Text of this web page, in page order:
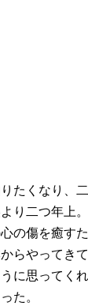
たくなり、
り二つ年上
の傷を癒す
らやってき
に思ってく
た。